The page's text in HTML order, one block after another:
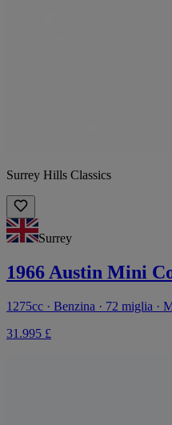
Surrey Hills Classics
Surrey
1966 Austin Mini
1275cc · Benzina · 72 miglia ·
31.995 £